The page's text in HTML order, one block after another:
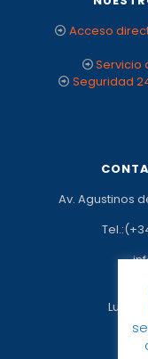
Acceso
Servicio
Seguridad
Av. Agustinos
Lunes